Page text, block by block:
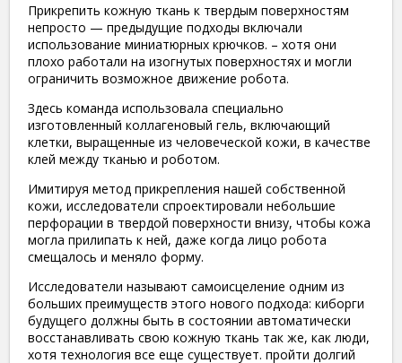
Прикрепить кожную ткань к твердым поверхностям
непросто — предыдущие подходы включали
использование миниатюрных крючков. – хотя они
плохо работали на изогнутых поверхностях и могли
ограничить возможное движение робота.
Здесь команда использовала специально
изготовленный коллагеновый гель, включающий
клетки, выращенные из человеческой кожи, в качестве
клей между тканью и роботом.
Имитируя метод прикрепления нашей собственной
кожи, исследователи спроектировали небольшие
перфорации в твердой поверхности внизу, чтобы кожа
могла прилипать к ней, даже когда лицо робота
смещалось и меняло форму.
Исследователи называют самоисцеление одним из
больших преимуществ этого нового подхода: киборги
будущего должны быть в состоянии автоматически
восстанавливать свою кожную ткань так же, как люди,
хотя технология все еще существует. пройти долгий